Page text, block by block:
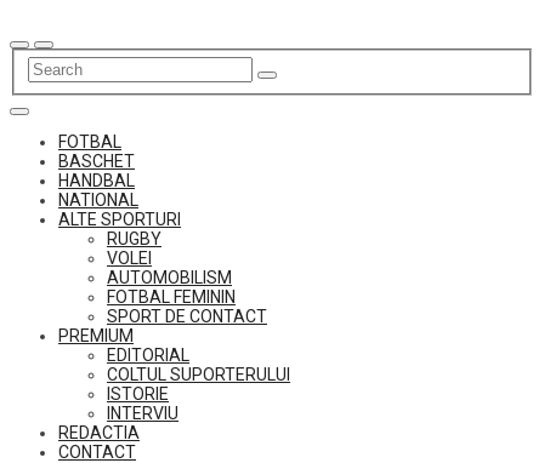
to
content
FOTBAL
BASCHET
HANDBAL
NATIONAL
ALTE SPORTURI
RUGBY
VOLEI
AUTOMOBILISM
FOTBAL FEMININ
SPORT DE CONTACT
PREMIUM
EDITORIAL
COLTUL SUPORTERULUI
ISTORIE
INTERVIU
REDACTIA
CONTACT